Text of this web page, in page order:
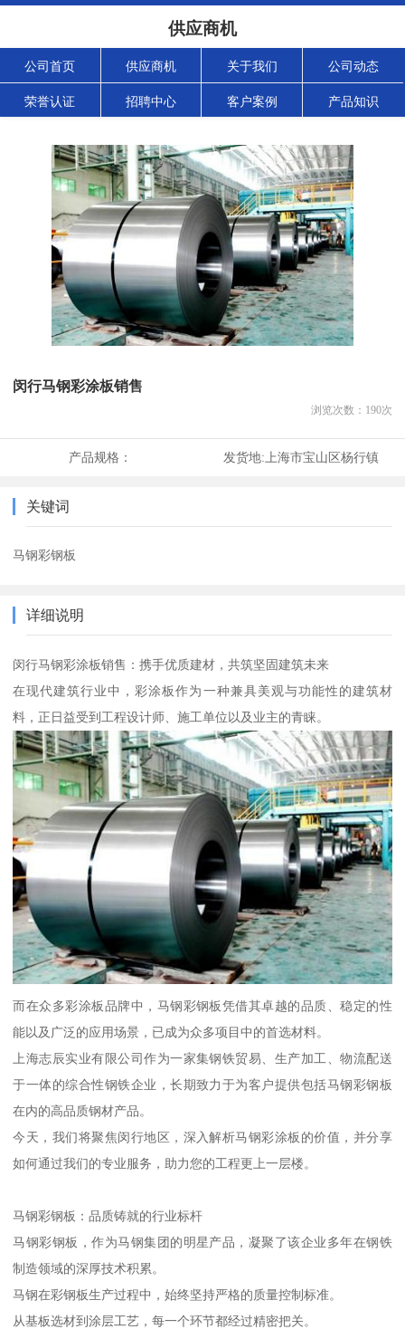
供应商机
公司首页 供应商机 关于我们 公司动态
荣誉认证 招聘中心 客户案例 产品知识
闵行马钢彩涂板销售
浏览次数： 190次
产品规格： 发货地: 上海市宝山区杨行镇
关键词
马钢彩钢板
详细说明
闵行马钢彩涂板销售：携手优质建材，共筑坚固建筑未来
在现代建筑行业中，彩涂板作为一种兼具美观与功能性的建筑材
料，正日益受到工程设计师、施工单位以及业主的青睐。
而在众多彩涂板品牌中，马钢彩钢板凭借其卓越的品质、稳定的性
能以及广泛的应用场景，已成为众多项目中的首选材料。
上海志辰实业有限公司作为一家集钢铁贸易、生产加工、物流配送
于一体的综合性钢铁企业，长期致力于为客户提供包括马钢彩钢板
在内的高品质钢材产品。
今天，我们将聚焦闵行地区，深入解析马钢彩涂板的价值，并分享
如何通过我们的专业服务，助力您的工程更上一层楼。
马钢彩钢板：品质铸就的行业标杆
马钢彩钢板，作为马钢集团的明星产品，凝聚了该企业多年在钢铁
制造领域的深厚技术积累。
马钢在彩钢板生产过程中，始终坚持严格的质量控制标准。
从基板选材到涂层工艺，每一个环节都经过精密把关。